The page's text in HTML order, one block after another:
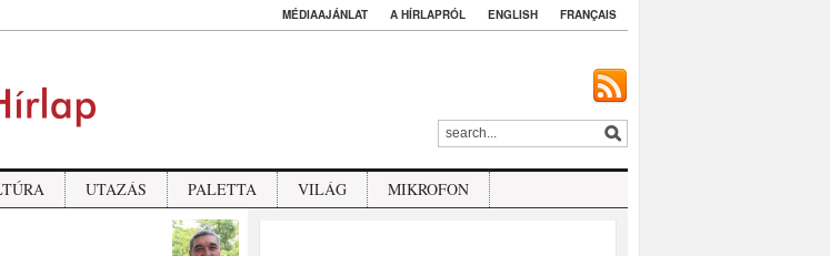
MÉDIAAJÁNLAT A HÍRLAPRÓL ENGLISH FRANÇAIS
UTAZÁS PALETTA VILÁG MIKROFON